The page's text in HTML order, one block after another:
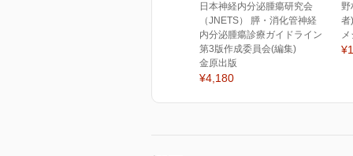
日本神経内分泌腫瘍研究会
（JNETS） 膵・消化管神経
内分泌腫瘍診療ガイドライン
第3版作成委員会(編集)
金原出版
¥4,180
野
者)